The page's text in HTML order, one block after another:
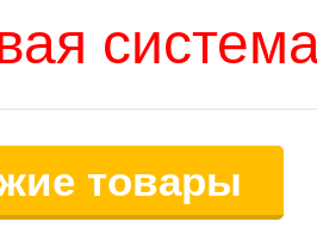
товары